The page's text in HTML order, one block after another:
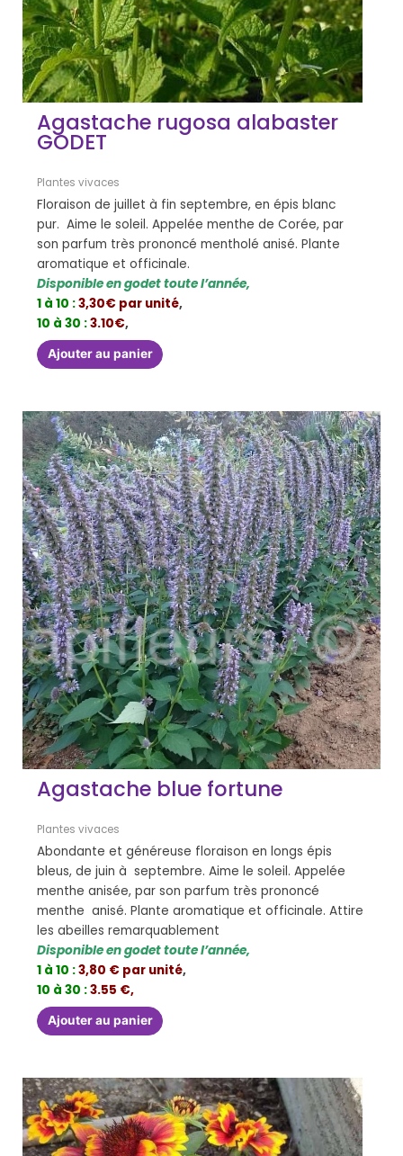
Agastache rugosa alabaster
GODET
Plantes vivaces
Floraison de juillet à fin septembre, en épis blanc
pur. Aime le soleil. Appelée menthe de Corée, par
son parfum très prononcé mentholé anisé. Plante
aromatique et officinale.
Disponible en godet toute l’année,
1 à 10 :3,30€ par unité,
10 à 30 :3.10€,
Ajouter au panier
Agastache blue fortune
Plantes vivaces
Abondante et généreuse floraison en longs épis
bleus, de juin à septembre. Aime le soleil. Appelée
menthe anisée, par son parfum très prononcé
menthe anisé. Plante aromatique et officinale. Attire
les abeilles remarquablement
Disponible en godet toute l’année,
1 à 10 :3,80 € par unité,
10 à 30 :3.55 €,
Ajouter au panier